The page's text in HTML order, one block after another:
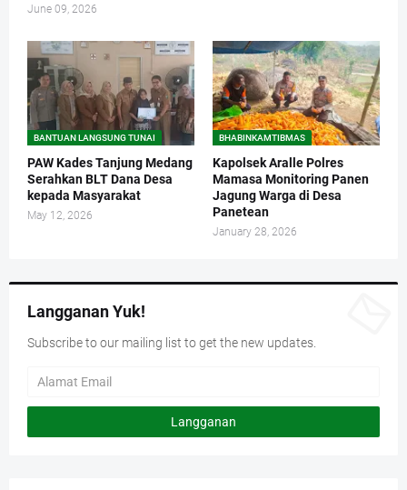
June 09, 2026
BANTUAN LANGSUNG TUNAI
PAW Kades Tanjung Medang
Serahkan BLT Dana Desa
kepada Masyarakat
May 12, 2026
BHABINKAMTIBMAS
Kapolsek Aralle Polres
Mamasa Monitoring Panen
Jagung Warga di Desa
Panetean
January 28, 2026
Langganan Yuk!
Subscribe to our mailing list to get the new updates.